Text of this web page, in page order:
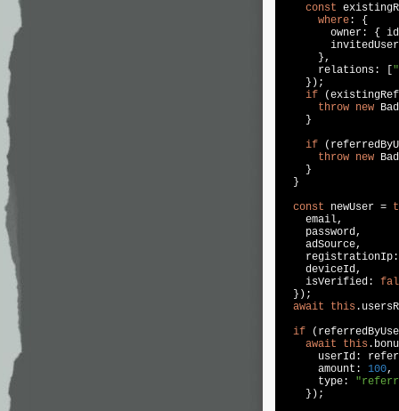
const
where: {
owner: {
      },
      relations: [
    });
if
throw new
    }
if
throw new
    }
  }
const newUser =
    email,
    password,
    adSource,
    deviceId,
    isVerified:
  });
await
this
if
await
this
userId:
      amount:
100,
      type:
    });